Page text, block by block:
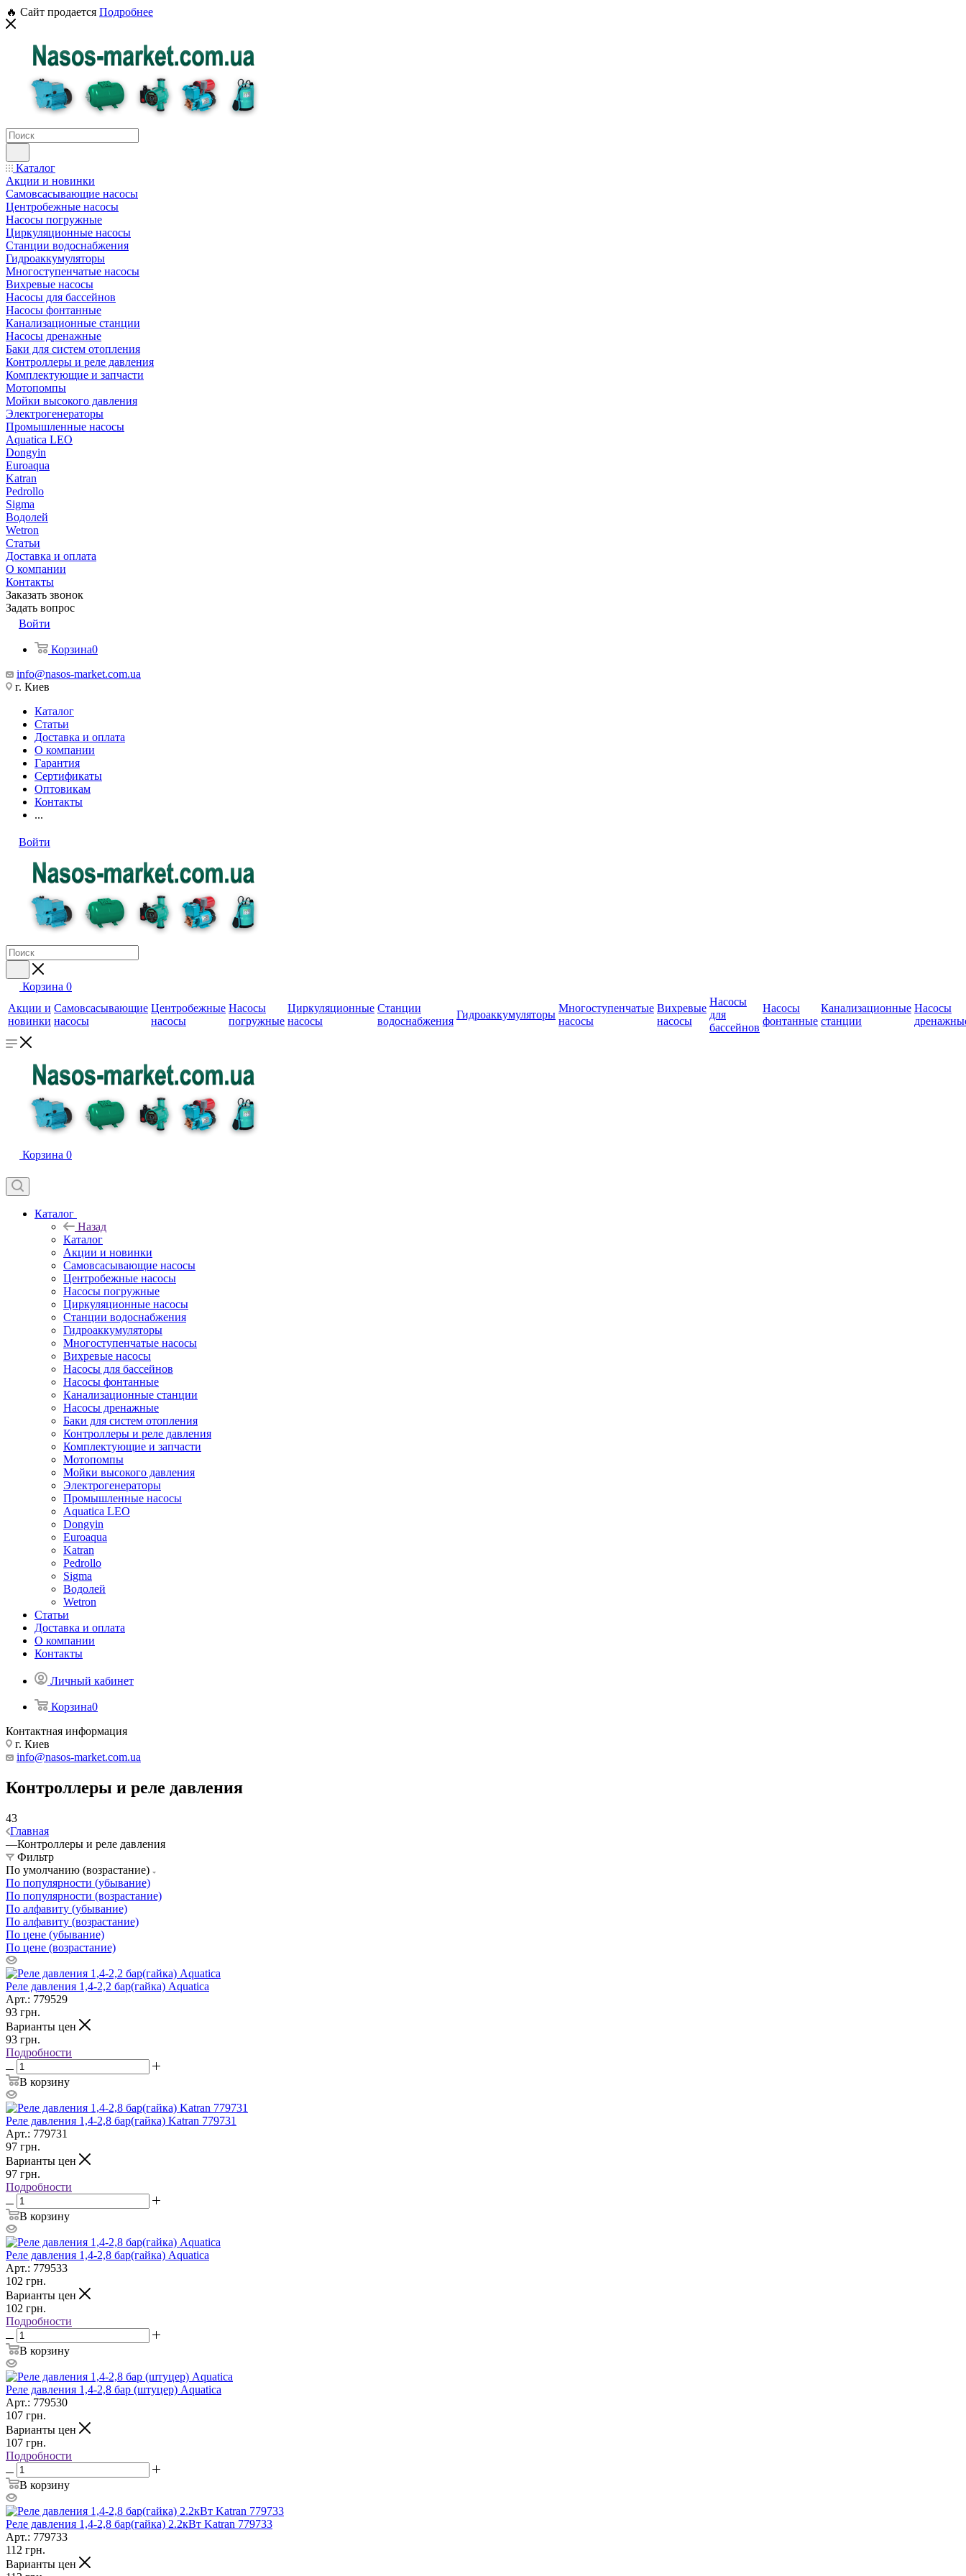
🔥 Сайт продается Подробнее
Каталог
Акции и новинки
Самовсасывающие насосы
Центробежные насосы
Насосы погружные
Циркуляционные насосы
Станции водоснабжения
Гидроаккумуляторы
Многоступенчатые насосы
Вихревые насосы
Насосы для бассейнов
Насосы фонтанные
Канализационные станции
Насосы дренажные
Баки для систем отопления
Контроллеры и реле давления
Комплектующие и запчасти
Мотопомпы
Мойки высокого давления
Электрогенераторы
Промышленные насосы
Aquatica LEO
Dongyin
Euroaqua
Katran
Pedrollo
Sigma
Водолей
Wetron
Статьи
Доставка и оплата
О компании
Контакты
Заказать звонок
Задать вопрос
Войти
Корзина0
info@nasos-market.com.ua
г. Киев
Каталог
Статьи
Доставка и оплата
О компании
Гарантия
Сертификаты
Оптовикам
Контакты
...
Войти
Корзина 0
Акции и
новинки
Самовсасывающие
насосы
Центробежные
насосы
Насосы
погружные
Циркуляционные
насосы
Станции
водоснабжения
Гидроаккумуляторы
Многоступенчатые
насосы
Вихревые
насосы
Насосы
для
бассейнов
Насосы
фонтанные
Канализационные
станции
Насосы
Корзина 0
Каталог
Назад
Каталог
Акции и новинки
Самовсасывающие насосы
Центробежные насосы
Насосы погружные
Циркуляционные насосы
Станции водоснабжения
Гидроаккумуляторы
Многоступенчатые насосы
Вихревые насосы
Насосы для бассейнов
Насосы фонтанные
Канализационные станции
Насосы дренажные
Баки для систем отопления
Контроллеры и реле давления
Комплектующие и запчасти
Мотопомпы
Мойки высокого давления
Электрогенераторы
Промышленные насосы
Aquatica LEO
Dongyin
Euroaqua
Katran
Pedrollo
Sigma
Водолей
Wetron
Статьи
Доставка и оплата
О компании
Контакты
Личный кабинет
Корзина0
Контактная информация
г. Киев
info@nasos-market.com.ua
Контроллеры и реле давления
43
Главная
—Контроллеры и реле давления
Фильтр
По умолчанию (возрастание)
По популярности (убывание)
По популярности (возрастание)
По алфавиту (убывание)
По алфавиту (возрастание)
По цене (убывание)
По цене (возрастание)
Реле давления 1,4-2,2 бар(гайка) Aquatica
Арт.: 779529
93 грн.
Варианты цен
93 грн.
Подробности
В корзину
Реле давления 1,4-2,8 бар(гайка) Katran 779731
Арт.: 779731
97 грн.
Варианты цен
97 грн.
Подробности
В корзину
Реле давления 1,4-2,8 бар(гайка) Aquatica
Арт.: 779533
102 грн.
Варианты цен
102 грн.
Подробности
В корзину
Реле давления 1,4-2,8 бар (штуцер) Aquatica
Арт.: 779530
107 грн.
Варианты цен
107 грн.
Подробности
В корзину
Реле давления 1,4-2,8 бар(гайка) 2.2кВт Katran 779733
Арт.: 779733
112 грн.
Варианты цен